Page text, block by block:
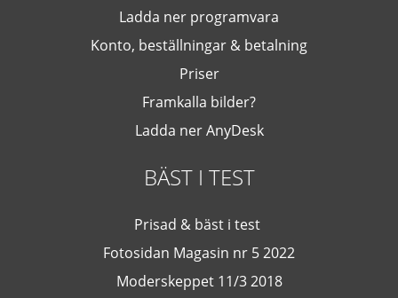
Ladda ner programvara
Konto, beställningar & betalning
Priser
Framkalla bilder?
Ladda ner AnyDesk
BÄST I TEST
Prisad & bäst i test
Fotosidan Magasin nr 5 2022
Moderskeppet 11/3 2018